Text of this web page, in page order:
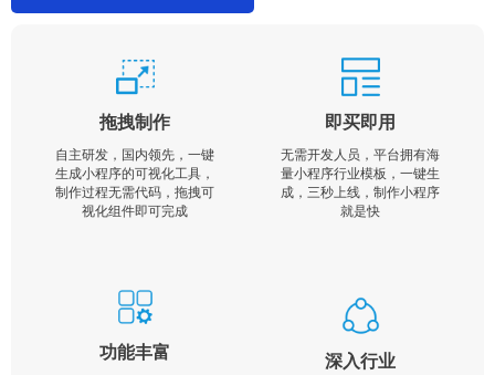
拖拽制作
自主研发，国内领先，一键
生成小程序的可视化工具，
制作过程无需代码，拖拽可
视化组件即可完成
即买即用
无需开发人员，平台拥有海
量小程序行业模板，一键生
成，三秒上线，制作小程序
就是快
功能丰富 深入行业